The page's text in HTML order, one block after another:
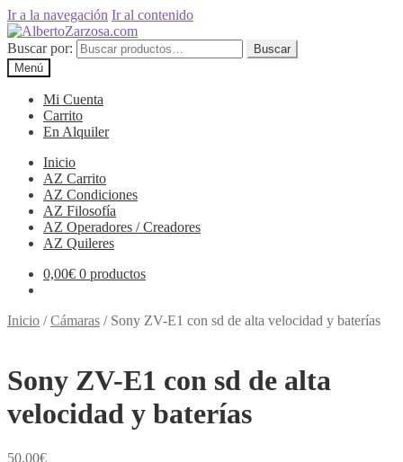
Ir a la navegación Ir al contenido
Buscar por:
Buscar
Menú
Mi Cuenta
Carrito
En Alquiler
Inicio
AZ Carrito
AZ Condiciones
AZ Filosofía
AZ Operadores / Creadores
AZ Quileres
0,00€ 0 productos
Inicio /Cámaras / Sony ZV-E1 con sd de alta velocidad y baterías
Sony ZV-E1 con sd de alta
velocidad y baterías
50,00€